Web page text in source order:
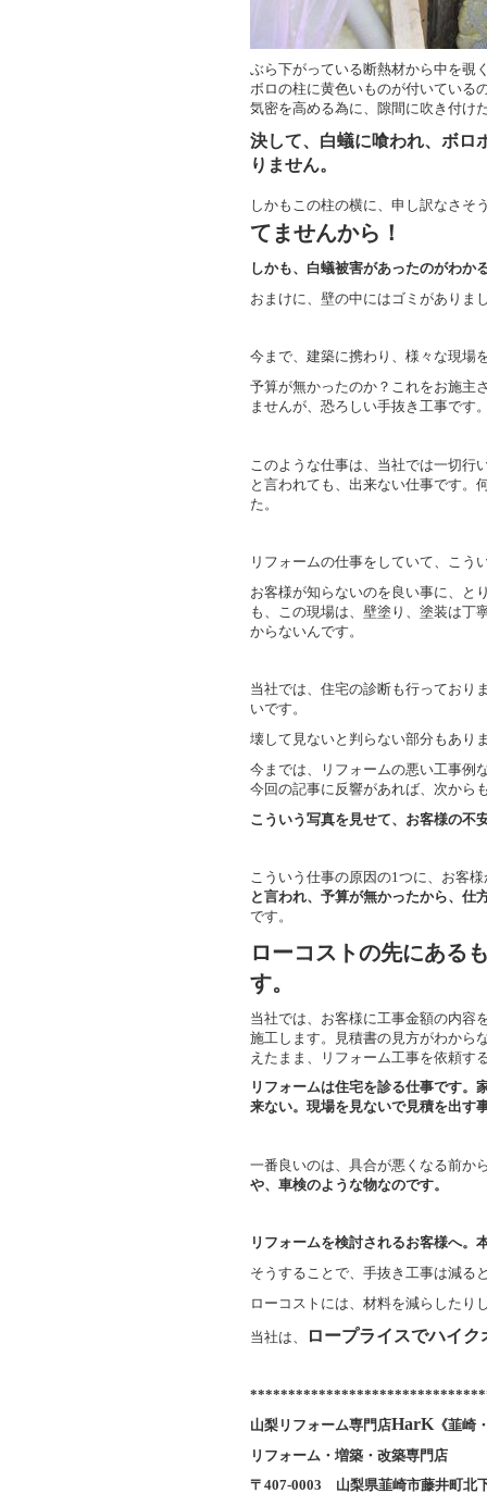
ぶら下がっている断熱材から中を覗
ボロの柱に黄色いものが付いている
気密を高める為に、隙間に吹き付け
決して、白蟻に喰われ、ボロ
りません。
しかもこの柱の横に、申し訳なさそ
てませんから！
しかも、白蟻被害があったのがわか
おまけに、壁の中にはゴミがありま
今まで、建築に携わり、様々な現場
予算が無かったのか？これをお施主
ませんが、恐ろしい手抜き工事です
このような仕事は、当社では一切行
と言われても、出来ない仕事です。
た。
リフォームの仕事をしていて、こう
お客様が知らないのを良い事に、と
も、この現場は、壁塗り、塗装は丁
からないんです。
当社では、住宅の診断も行っており
いです。
壊して見ないと判らない部分もあり
今までは、リフォームの悪い工事例
今回の記事に反響があれば、次から
こういう写真を見せて、お客様の不
こういう仕事の原因の1つに、お客
と言われ、予算が無かったから、仕
です。
ローコストの先にある
す。
当社では、お客様に工事金額の内容
施工します。見積書の見方がわから
えたまま、リフォーム工事を依頼す
リフォームは住宅を診る仕事です。
来ない。現場を見ないで見積を出す
一番良いのは、具合が悪くなる前か
や、車検のような物なのです。
リフォームを検討されるお客様へ。
そうすることで、手抜き工事は減る
ローコストには、材料を減らしたり
当社は、 ロープライスでハイ
山梨リフォーム専門店HarK 《韮崎
リフォーム・増築・改築専門店
〒407-0003 山梨県韮崎市藤井町北